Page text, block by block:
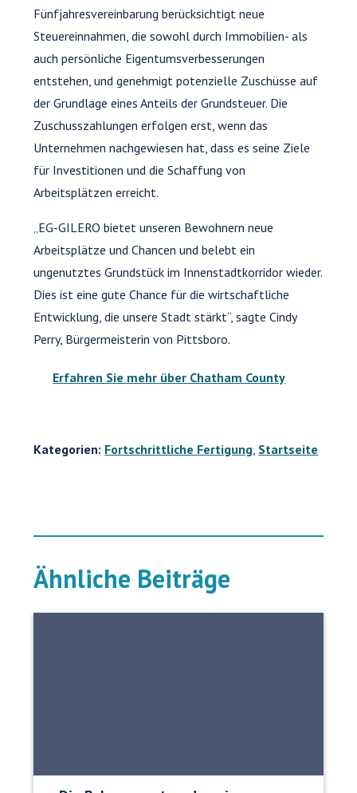
Fünfjahresvereinbarung berücksichtigt neue
Steuereinnahmen, die sowohl durch Immobilien- als
auch persönliche Eigentumsverbesserungen
entstehen, und genehmigt potenzielle Zuschüsse auf
der Grundlage eines Anteils der Grundsteuer. Die
Zuschusszahlungen erfolgen erst, wenn das
Unternehmen nachgewiesen hat, dass es seine Ziele
für Investitionen und die Schaffung von
Arbeitsplätzen erreicht.
„EG-GILERO bietet unseren Bewohnern neue
Arbeitsplätze und Chancen und belebt ein
ungenutztes Grundstück im Innenstadtkorridor wieder.
Dies ist eine gute Chance für die wirtschaftliche
Entwicklung, die unsere Stadt stärkt“, sagte Cindy
Perry, Bürgermeisterin von Pittsboro.
Erfahren Sie mehr über Chatham County
Kategorien: Fortschrittliche Fertigung Startseite
Ähnliche Beiträge